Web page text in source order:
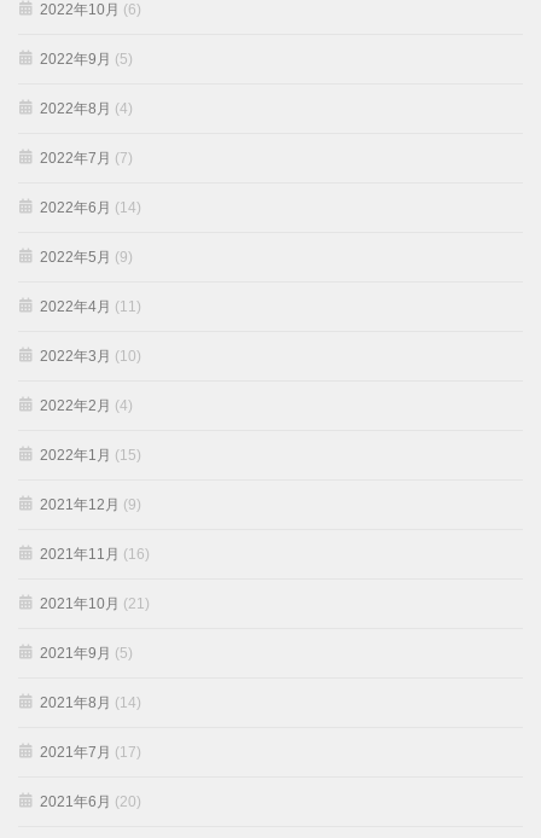
2022年10月 (6)
2022年9月 (5)
2022年8月 (4)
2022年7月 (7)
2022年6月 (14)
2022年5月 (9)
2022年4月 (11)
2022年3月 (10)
2022年2月 (4)
2022年1月 (15)
2021年12月 (9)
2021年11月 (16)
2021年10月 (21)
2021年9月 (5)
2021年8月 (14)
2021年7月 (17)
2021年6月 (20)